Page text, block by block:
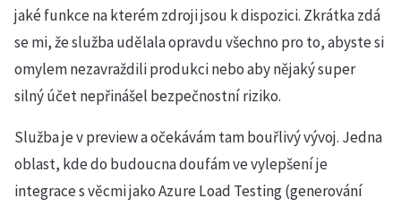
jaké funkce na kterém zdroji jsou k dispozici. Zkrátka zdá
se mi, že služba udělala opravdu všechno pro to, abyste si
omylem nezavraždili produkci nebo aby nějaký super
silný účet nepřinášel bezpečnostní riziko.
Služba je v preview a očekávám tam bouřlivý vývoj. Jedna
oblast, kde do budoucna doufám ve vylepšení je
integrace s věcmi jako Azure Load Testing (generování